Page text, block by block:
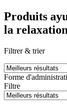
Produits
la
Filtrer & trier
Forme
Filtre